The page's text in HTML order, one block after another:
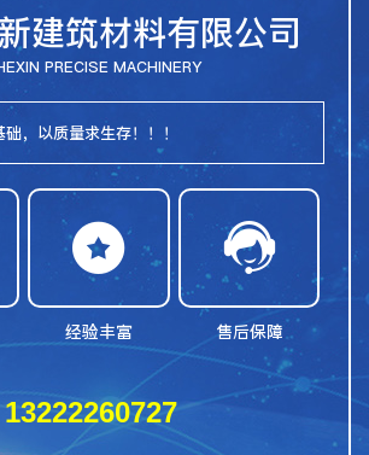
建筑材料有限公司
PRECISE MACHINERY
，以质量求生存！！！

经验丰富

售后保障
13222260727